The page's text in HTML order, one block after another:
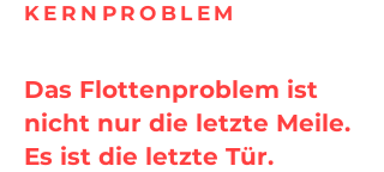
KERNPROBLEM
Das Flottenproblem ist
nicht nur die letzte Meile.
Es ist die letzte Tür.